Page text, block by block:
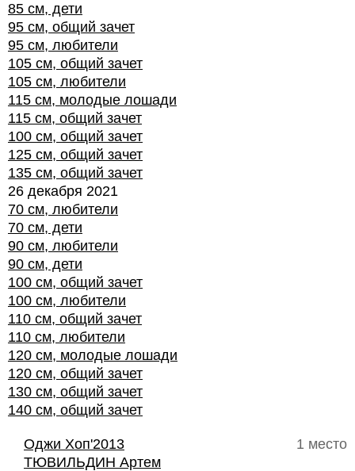
85 см, дети
95 см, общий зачет
95 см, любители
105 см, общий зачет
105 см, любители
115 см, молодые лошади
115 см, общий зачет
100 см, общий зачет
125 см, общий зачет
135 см, общий зачет
26 декабря 2021
70 см, любители
70 см, дети
90 см, любители
90 см, дети
100 см, общий зачет
100 см, любители
110 см, общий зачет
110 см, любители
120 см, молодые лошади
120 см, общий зачет
130 см, общий зачет
140 см, общий зачет
1 место
Оджи Хоп'2013
ТЮВИЛЬДИН Артем